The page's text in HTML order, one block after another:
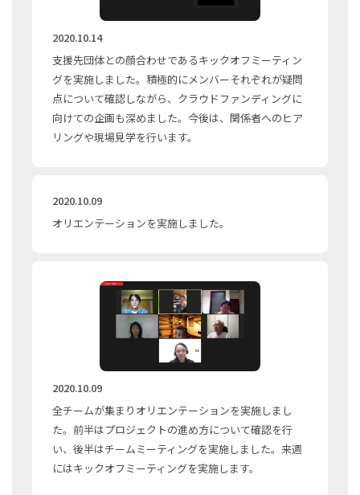
2020.10.14
支援先団体との顔合わせであるキックオフミーティン
グを実施しました。積極的にメンバーそれぞれが疑問
点について確認しながら、クラウドファンディングに
向けての企画も深めました。今後は、関係者へのヒア
リングや現場見学を行います。
2020.10.09
オリエンテーションを実施しました。
2020.10.09
全チームが集まりオリエンテーションを実施しまし
た。前半はプロジェクトの進め方について確認を行
い、後半はチームミーティングを実施しました。来週
にはキックオフミーティングを実施します。